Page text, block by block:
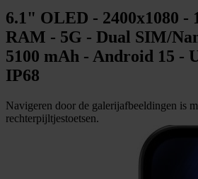
6.1" OLED - 2400x1080 -
RAM - 5G - Dual SIM/
5100 mAh - Android 15 -
IP68
Navigeren door de galerijafbeeldingen is
rechterpijltjestoetsen.